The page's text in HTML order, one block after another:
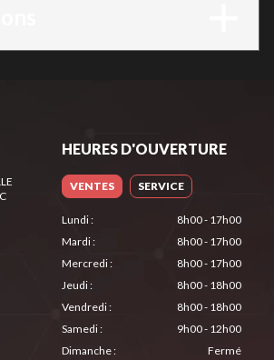
HEURES D'OUVERTURE
VENTES SERVICE
Lundi:
8h00 - 17h00
Mardi:
8h00 - 17h00
Mercredi:
8h00 - 17h00
Jeudi:
8h00 - 18h00
Vendredi:
8h00 - 18h00
Samedi:
9h00 - 12h00
Dimanche: Fermé